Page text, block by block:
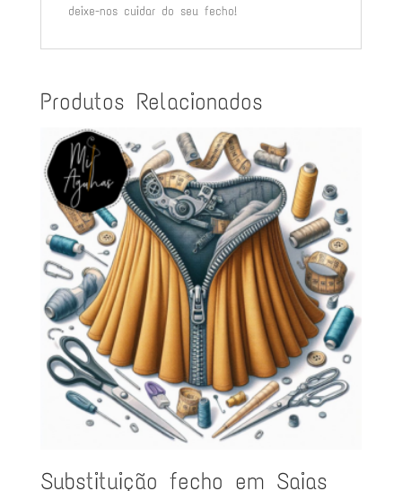
deixe-nos cuidar do seu fecho!
Produtos Relacionados
Substituição fecho em Saias